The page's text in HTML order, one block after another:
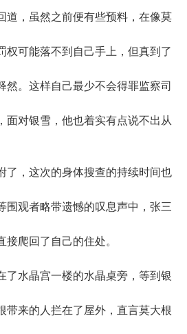
，虽然之前便有些预料，在像莫
权可能落不到自己手上，但真到了
然。这样自己最少不会得罪监察司
面对银雪，他也着实有点说不出从
，这次的身体搜查的持续时间也
围观者略带遗憾的叹息声中，张三
爬回了自己的住处。
水晶宫一楼的水晶桌旁，等到银
带来的人拦在了屋外，直言莫大根